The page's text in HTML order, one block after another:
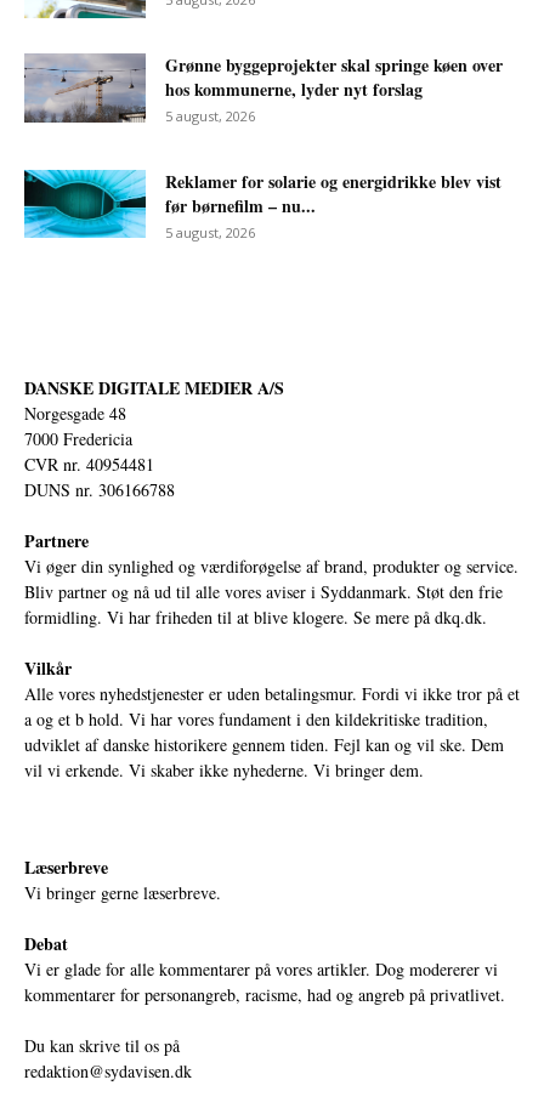
Grønne byggeprojekter skal springe køen over
hos kommunerne, lyder nyt forslag
5 august, 2026
Reklamer for solarie og energidrikke blev vist
før børnefilm – nu...
5 august, 2026
DANSKE DIGITALE MEDIER A/S
Norgesgade 48
7000 Fredericia
CVR nr. 40954481
DUNS nr. 306166788
Partnere
Vi øger din synlighed og værdiforøgelse af brand, produkter og service.
Bliv partner og nå ud til alle vores aviser i Syddanmark. Støt den frie
formidling. Vi har friheden til at blive klogere. Se mere på dkq.dk.
Vilkår
Alle vores nyhedstjenester er uden betalingsmur. Fordi vi ikke tror på et
a og et b hold. Vi har vores fundament i den kildekritiske tradition,
udviklet af danske historikere gennem tiden. Fejl kan og vil ske. Dem
vil vi erkende. Vi skaber ikke nyhederne. Vi bringer dem.
Læserbreve
Vi bringer gerne læserbreve.
Debat
Vi er glade for alle kommentarer på vores artikler. Dog modererer vi
kommentarer for personangreb, racisme, had og angreb på privatlivet.
Du kan skrive til os på
redaktion@sydavisen.dk